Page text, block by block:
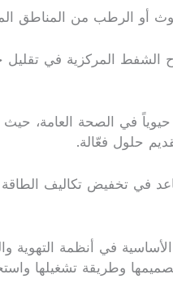
أو الرطب من المناطق
الشفط المركزية في
حيوياً في الصحة العامة،
حلول فعّالة.
في تخفيض تكاليف
في أنظمة
وطريقة تشغيلها